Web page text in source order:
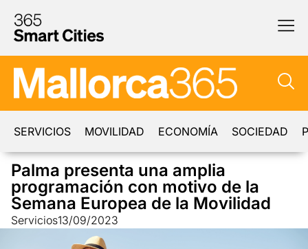
SERVICIOS MOVILIDAD ECONOMÍA SOCIEDAD
Palma presenta una amplia
programación con motivo de la
Semana Europea de la Movilidad
Servicios13/09/2023